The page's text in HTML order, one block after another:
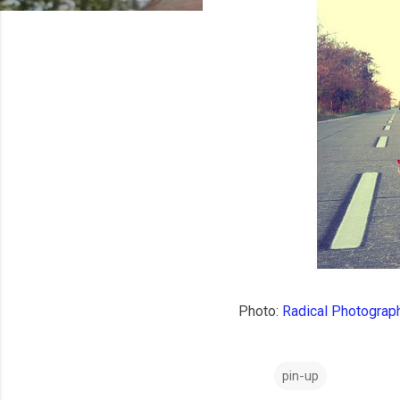
Photo: Radical
pin-up